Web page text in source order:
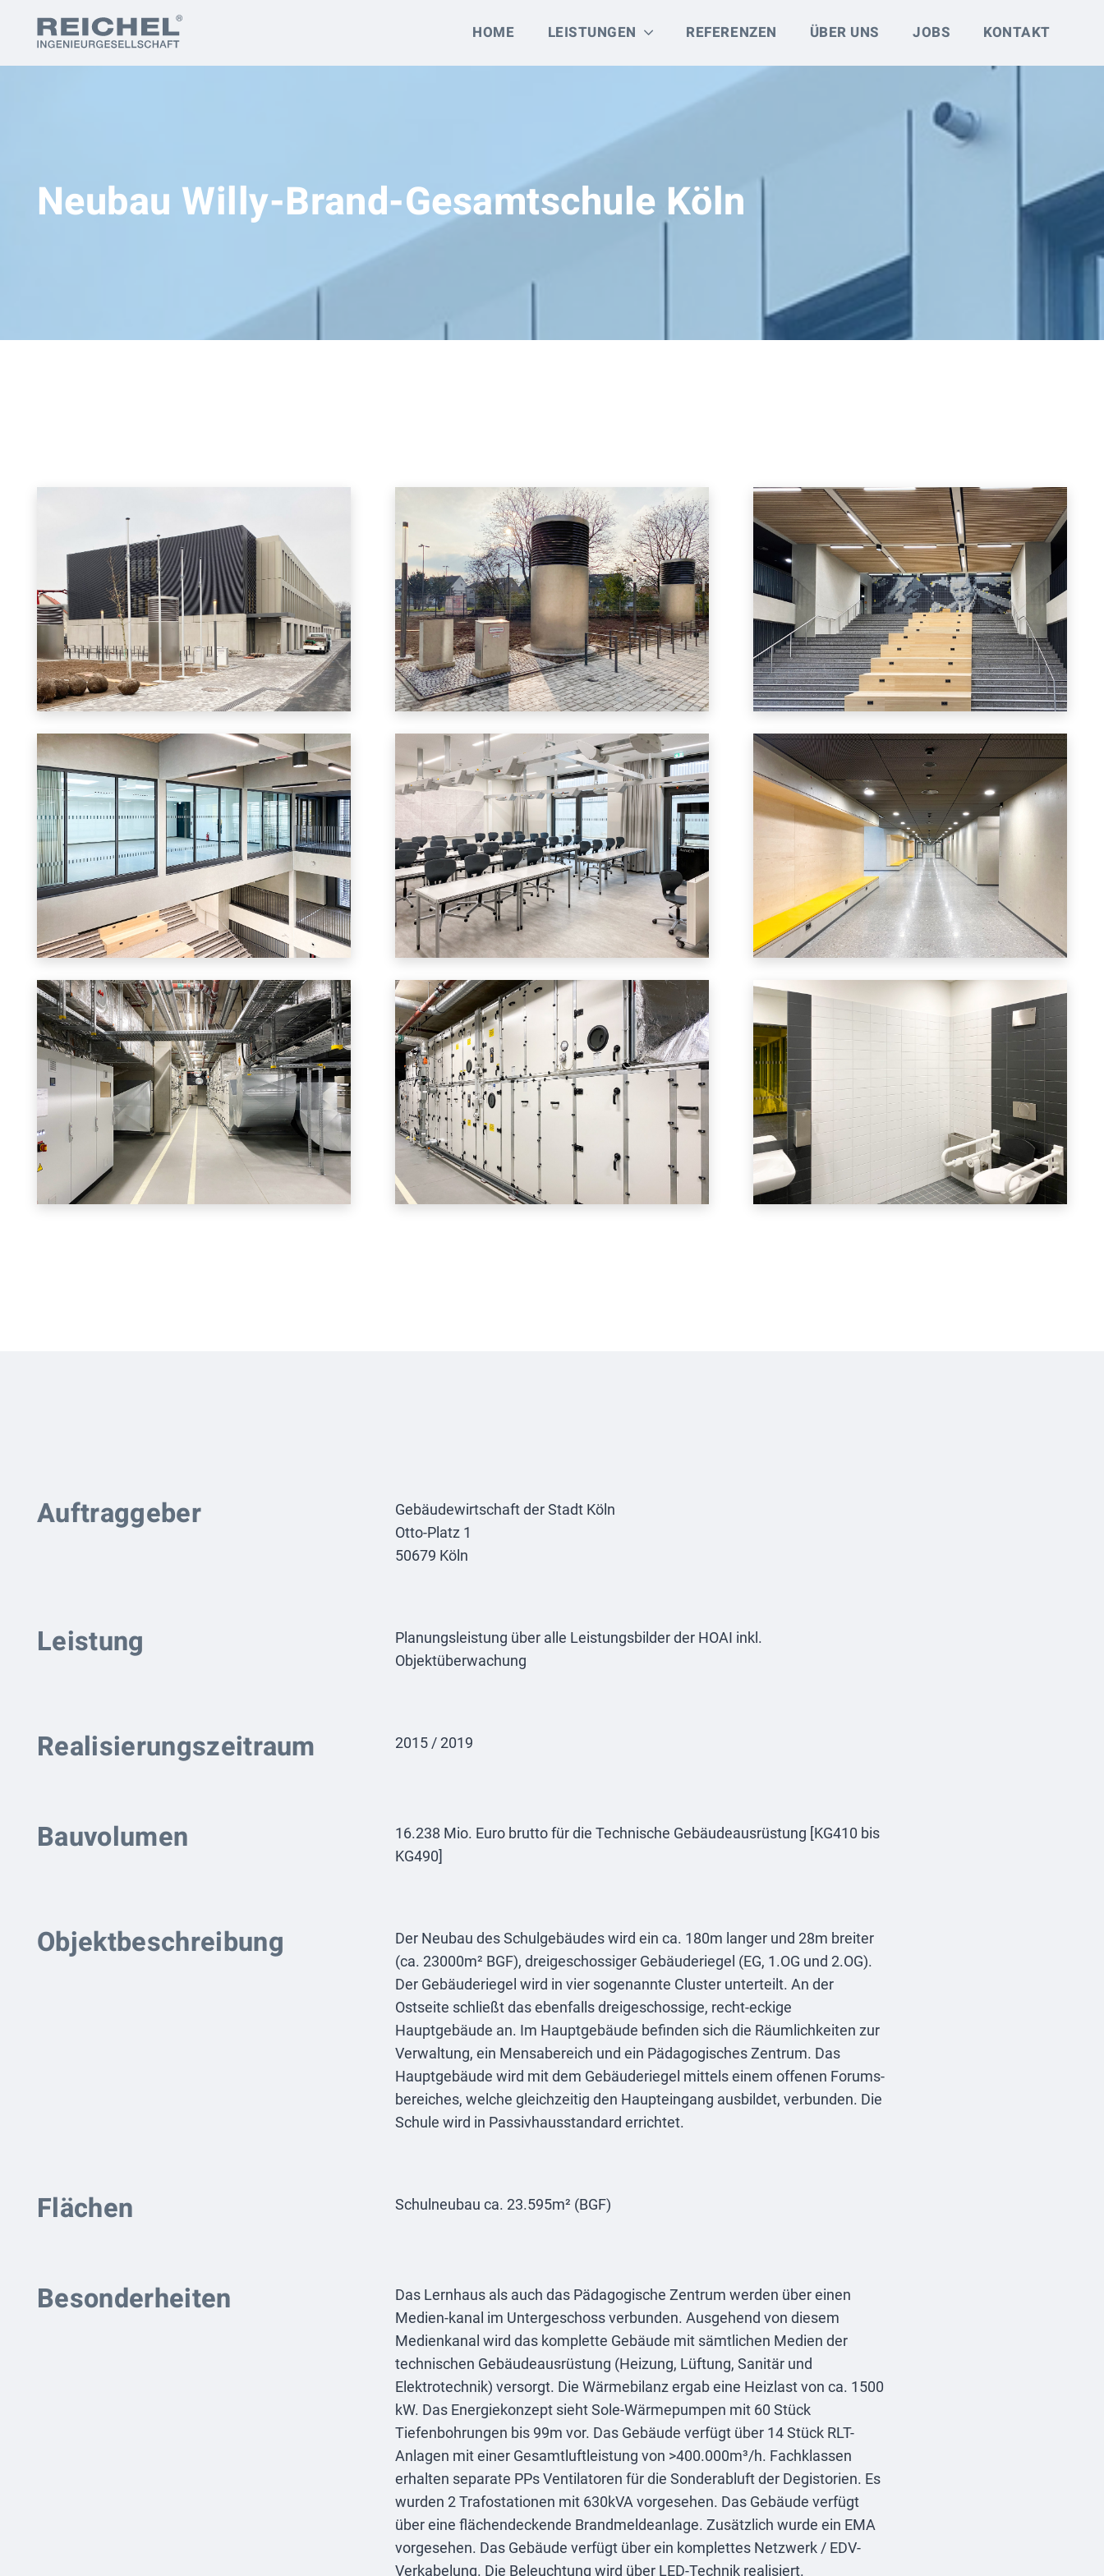
HOME LEISTUNGEN REFERENZEN ÜBER UNS JOBS KONTAKT
Neubau Willy-Brand-Gesamtschule Köln
Auftraggeber
Gebäudewirtschaft der Stadt Köln
Otto-Platz 1
50679 Köln
Leistung
Planungsleistung über alle Leistungsbilder der HOAI inkl.
Objektüberwachung
Realisierungszeitraum 2015 / 2019
Bauvolumen
16.238 Mio. Euro brutto für die Technische Gebäudeausrüstung [KG410 bis
KG490]
Objektbeschreibung
Der Neubau des Schulgebäudes wird ein ca. 180m langer und 28m breiter
(ca. 23000m² BGF), dreigeschossiger Gebäuderiegel (EG, 1.OG und 2.OG).
Der Gebäuderiegel wird in vier sogenannte Cluster unterteilt. An der
Ostseite schließt das ebenfalls dreigeschossige, recht-eckige
Hauptgebäude an. Im Hauptgebäude befinden sich die Räumlichkeiten zur
Verwaltung, ein Mensabereich und ein Pädagogisches Zentrum. Das
Hauptgebäude wird mit dem Gebäuderiegel mittels einem offenen Forums-
bereiches, welche gleichzeitig den Haupteingang ausbildet, verbunden. Die
Schule wird in Passivhausstandard errichtet.
Flächen Schulneubau ca. 23.595m² (BGF)
Besonderheiten
Das Lernhaus als auch das Pädagogische Zentrum werden über einen
Medien-kanal im Untergeschoss verbunden. Ausgehend von diesem
Medienkanal wird das komplette Gebäude mit sämtlichen Medien der
technischen Gebäudeausrüstung (Heizung, Lüftung, Sanitär und
Elektrotechnik) versorgt. Die Wärmebilanz ergab eine Heizlast von ca. 1500
kW. Das Energiekonzept sieht Sole-Wärmepumpen mit 60 Stück
Tiefenbohrungen bis 99m vor. Das Gebäude verfügt über 14 Stück RLT-
Anlagen mit einer Gesamtluftleistung von >400.000m³/h. Fachklassen
erhalten separate PPs Ventilatoren für die Sonderabluft der Degistorien. Es
wurden 2 Trafostationen mit 630kVA vorgesehen. Das Gebäude verfügt
über eine flächendeckende Brandmeldeanlage. Zusätzlich wurde ein EMA
vorgesehen. Das Gebäude verfügt über ein komplettes Netzwerk / EDV-
Verkabelung. Die Beleuchtung wird über LED-Technik realisiert.